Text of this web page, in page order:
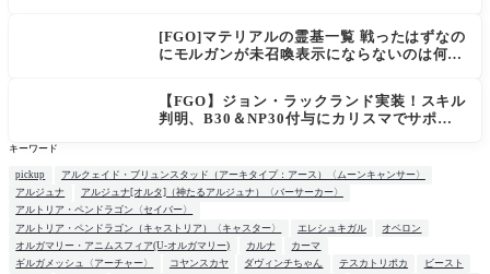
[FGO]マテリアルの霊基一覧 戦ったはずなの
にモルガンが未召喚表示にならないのは何
【FGO】ジョン・ラックランド実装！スキル
判明、B30＆NP30付与にカリスマでサポ性
キーワード
pickup
アルクェイド・ブリュンスタッド（アーキタイプ：アース）〈ムーンキャンサー〉
アルジュナ
アルジュナ[オルタ]（神たるアルジュナ）〈バーサーカー〉
アルトリア・ペンドラゴン〈セイバー〉
アルトリア・ペンドラゴン（キャストリア）〈キャスター〉
エレシュキガル
オベロン
オルガマリー・アニムスフィア(U-オルガマリー)
カルナ
カーマ
ギルガメッシュ〈アーチャー〉
コヤンスカヤ ダヴィンチちゃん テスカトリポカ
ビースト